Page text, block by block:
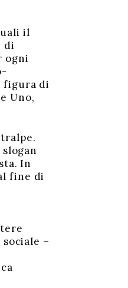
il
di
ogni
figura di
Uno,
In
fine di
–